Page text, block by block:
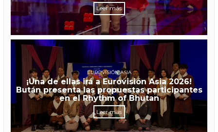
Leer más
EUROVISIÓN ASIA
¡Una de ellas irá a Eurovisión Asia 2026!
Bután presenta las propuestas participantes
en el Rhythm of Bhutan
Leer más